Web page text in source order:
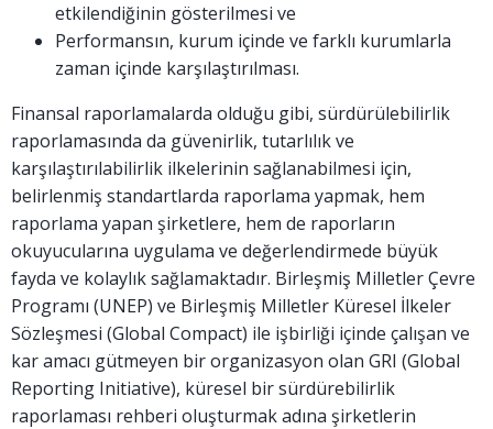
etkilendiğinin gösterilmesi ve
Performansın, kurum içinde ve farklı kurumlarla
zaman içinde karşılaştırılması.
Finansal raporlamalarda olduğu gibi, sürdürülebilirlik
raporlamasında da güvenirlik, tutarlılık ve
karşılaştırılabilirlik ilkelerinin sağlanabilmesi için,
belirlenmiş standartlarda raporlama yapmak, hem
raporlama yapan şirketlere, hem de raporların
okuyucularına uygulama ve değerlendirmede büyük
fayda ve kolaylık sağlamaktadır. Birleşmiş Milletler Çevre
Programı (UNEP) ve Birleşmiş Milletler Küresel İlkeler
Sözleşmesi (Global Compact) ile işbirliği içinde çalışan ve
kar amacı gütmeyen bir organizasyon olan GRI (Global
Reporting Initiative), küresel bir sürdürebilirlik
raporlaması rehberi oluşturmak adına şirketlerin